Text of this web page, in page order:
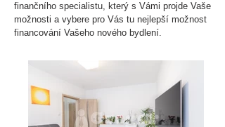
finančního specialistu, který s Vámi projde Vaše
možnosti a vybere pro Vás tu nejlepší možnost
financování Vašeho nového bydlení.